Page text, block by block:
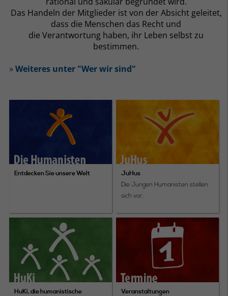
Das Handeln der Mitglieder ist von der Absicht geleitet,
dass die Menschen das Recht und
die Verantwortung haben, ihr Leben selbst zu
bestimmen.
» Weiteres unter "Wer wir sind"
Entdecken Sie unsere Welt JuHus
Die Jungen Humanisten stellen
sich vor.
HuKi, die humanistische
Veranstaltungen